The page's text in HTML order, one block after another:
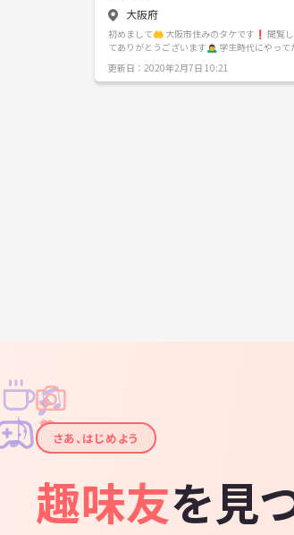
大阪府
初めまして🤲 大阪市住みのタケです❗️ 閲覧して頂い
てありがとうございます🙇‍♂️ 学生時代にやって
いけどこれからやってみたい人、一緒にバドミ
やりませんか❓( ＾∀＾)👍 活動場所は吹田市、京橋の
更新日：2020年2月7日 10:21
✦
✦
✧
✧
♪
♫
さあ、はじめよう
趣味友を見